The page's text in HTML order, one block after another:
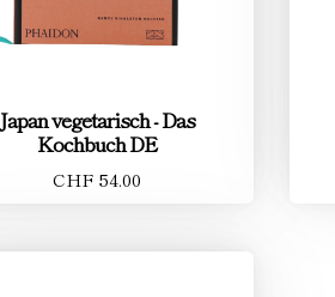
Japan vegetarisch - Das
Kochbuch DE
CHF 54.00